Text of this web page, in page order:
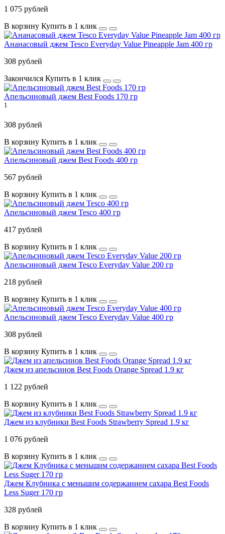
1 075 рублей
В корзину Купить в 1 клик
Ананасовый джем Tesco Everyday Value Pineapple Jam 400 гр
308 рублей
Закончился Купить в 1 клик
Апельсиновый джем Best Foods 170 гр
1
308 рублей
В корзину Купить в 1 клик
Апельсиновый джем Best Foods 400 гр
567 рублей
В корзину Купить в 1 клик
Апельсиновый джем Tesco 400 гр
417 рублей
В корзину Купить в 1 клик
Апельсиновый джем Tesco Everyday Value 200 гр
218 рублей
В корзину Купить в 1 клик
Апельсиновый джем Tesco Everyday Value 400 гр
308 рублей
В корзину Купить в 1 клик
Джем из апельсинов Best Foods Orange Spread 1.9 кг
1 122 рублей
В корзину Купить в 1 клик
Джем из клубники Best Foods Strawberry Spread 1.9 кг
1 076 рублей
В корзину Купить в 1 клик
Джем Клубника с меньшим содержанием сахара Best Foods
Less Suger 170 гр
328 рублей
В корзину Купить в 1 клик